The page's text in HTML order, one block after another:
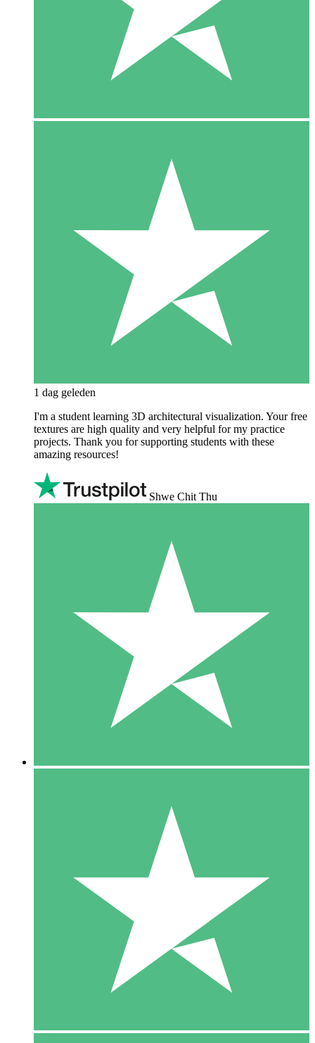
1 dag geleden
I'm a student learning 3D architectural visualization. Your free
textures are high quality and very helpful for my practice
projects. Thank you for supporting students with these
amazing resources!
Shwe Chit Thu